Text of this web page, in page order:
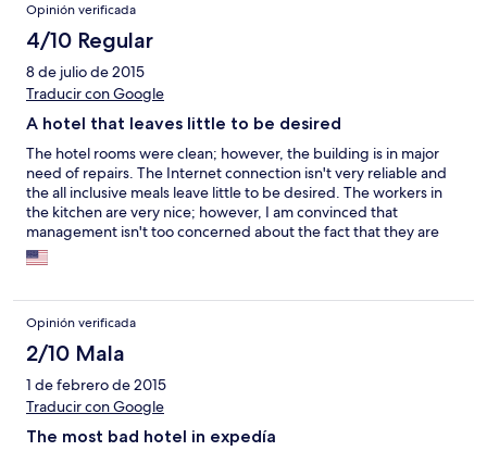
permaneciam as mesmas, faltou agua numa madrugada, um
complete absurdo! Segurança também é zero, um entra e sai de
gente frenético. O café da manhã deu medo, hygiene não
confiável. Infelizmente tivemos que ficar algumas noites,
porque os outros hoteis da cidade estavam lotados. Mas
partimos tão logo conseguimos confirmação em outro hotel.
Propaganda enganosa, cuidado!
Opinión verificada
4/10 Regular
8 de julio de 2015
Traducir con Google
A hotel that leaves little to be desired
The hotel rooms were clean; however, the building is in major
need of repairs. The Internet connection isn't very reliable and
the all inclusive meals leave little to be desired. The workers in
the kitchen are very nice; however, I am convinced that
management isn't too concerned about the fact that they are
understaffed. Guest sometimes have to wait to get a seat for
dinner. If you arrive near the end of the dinner hour, you
Opinión verificada
2/10 Mala
1 de febrero de 2015
Traducir con Google
The most bad hotel in expedía